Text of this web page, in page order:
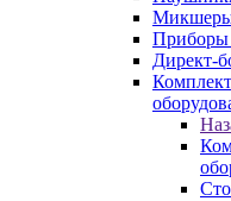
Приборы
Директ-